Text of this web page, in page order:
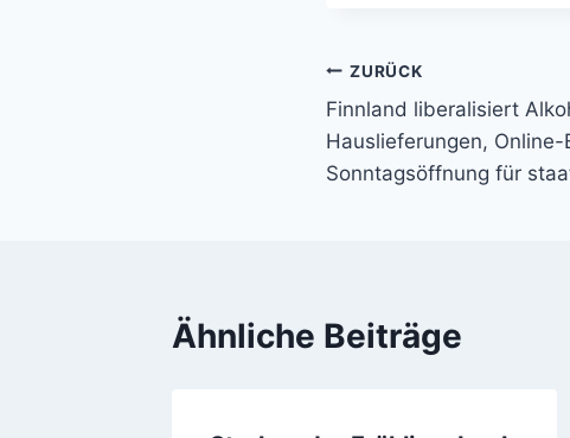
ZURÜCK
Finnland liberalisiert
Hauslieferungen,
Sonntagsöffnung für
Ähnliche Beiträge